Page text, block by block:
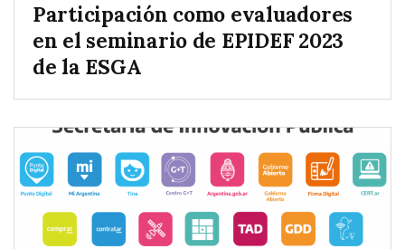
Participación como evaluadores
en el seminario de EPIDEF 2023
de la ESGA